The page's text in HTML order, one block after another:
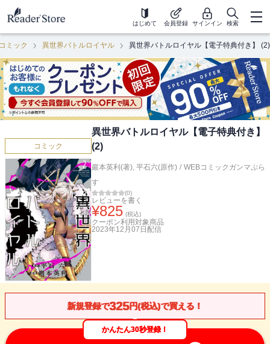
はじめて 会員登録 サインイン 検索
ミック 異世界バトルロイヤル 異世界バトルロイヤル【電子特典付き】 (2)
コミック
異世界バトルロイヤル【電子特典付き】
(2)
巖本英利(著), 平石六(原作) / WEBコミックガンマぷら
す
(0)
レビューを書く
¥825 (税込)
クーポン利用対象商品
2023年12月07日 配信
新規登録で325円(税込)で買える！
かんたん30秒登録！